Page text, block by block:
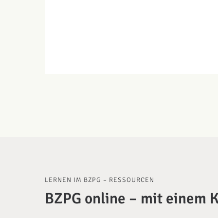
LERNEN IM BZPG – RESSOURCEN
BZPG online – mit einem